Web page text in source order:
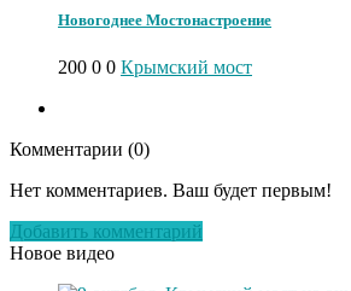
Новогоднее Мостонастроение
200 0 0 Крымский мост
Комментарии (0)
Нет комментариев. Ваш будет первым!
Добавить комментарий
Новое видео